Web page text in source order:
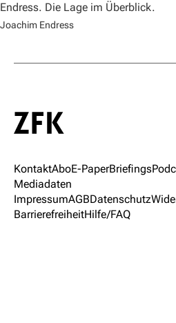
Endress. Die Lage im Überblick.
Joachim Endress
KontaktAboE-PaperBriefings
Mediadaten
ImpressumAGBDatenschutz
BarrierefreiheitHilfe/FAQ